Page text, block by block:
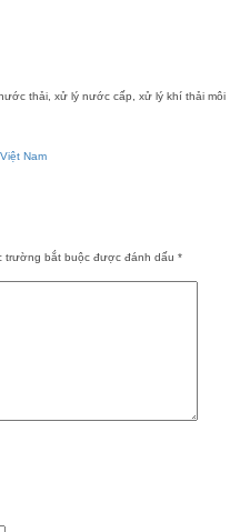
thải, xử lý nước cấp, xử lý khí thải môi
Nam
trường bắt buộc được đánh dấu *